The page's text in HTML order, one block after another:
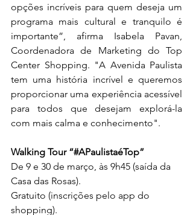
opções incríveis para quem deseja um
programa mais cultural e tranquilo é
importante”, afirma Isabela Pavan,
Coordenadora de Marketing do Top
Center Shopping. "A Avenida Paulista
tem uma história incrível e queremos
proporcionar uma experiência acessível
para todos que desejam explorá-la
com mais calma e conhecimento".
Walking Tour “#APaulistaéTop”
De 9 e 30 de março, às 9h45 (saída da
Casa das Rosas).
Gratuito (inscrições pelo app do
shopping).